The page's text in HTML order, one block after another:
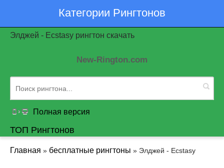
Категории Рингтонов
Элджей - Ecstasy рингтон скачать
New-Rington.com
Полная версия
ТОП Рингтонов
Главная » бесплатные рингтоны » Элджей - Ecstasy